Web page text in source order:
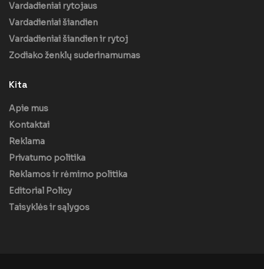
Vardadieniai rytojaus
Vardadieniai šiandien
Vardadieniai šiandien ir rytoj
Zodiako ženklų suderinamumas
Kita
Apie mus
Kontaktai
Reklama
Privatumo politika
Reklamos ir rėmimo politika
Editorial Policy
Taisyklės ir sąlygos